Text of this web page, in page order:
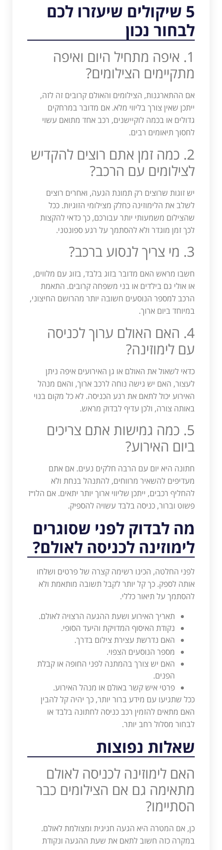
5 שיקולים שיעזרו לכם
לבחור נכון
1. איפה מתחיל היום ואיפה
מתקיימים הצילומים?
אם ההתארגנות, הצילומים והאולם קרובים זה לזה,
ייתכן שאין צורך בליווי מלא. אם מדובר במרחקים
גדולים או בכמה לוקיישנים, רכב אחד מתואם עשוי
לחסוך תיאומים רבים.
2. כמה זמן אתם רוצים להקדיש
לצילומים עם הרכב?
יש זוגות שרוצים רק תמונת הגעה, ואחרים רוצים
לשלב את הלימוזינה כחלק מצילומי הזוגיות. ככל
שהצילום משמעותי יותר עבורכם, כך כדאי להקצות
לכך זמן מוגדר ולא להסתמך על רגע ספונטני.
3. מי צריך לנסוע ברכב?
חשבו מראש האם מדובר בזוג בלבד, בזוג עם מלווים,
או אולי גם בילדים או בני משפחה קרובים. התאמת
הרכב למספר הנוסעים חשובה יותר מהרושם החיצוני,
במיוחד ביום ארוך.
4. האם האולם ערוך לכניסה
עם לימוזינה?
כדאי לשאול את האולם או גן האירועים איפה ניתן
לעצור, האם יש גישה נוחה לרכב ארוך, והאם מנהל
האירוע יכול לתאם את רגע הכניסה. לא כל מקום בנוי
באותה צורה, ולכן עדיף לבדוק מראש.
5. כמה גמישות אתם צריכים
ביום האירוע?
חתונה היא יום עם הרבה חלקים נעים. אם אתם
מעדיפים להשאיר מרווחים, להתנהל בנחת ולא
להחליף רכבים, ייתכן שליווי ארוך יותר יתאים. אם הלו״ז
פשוט וברור, כניסה בלבד עשויה להספיק.
מה לבדוק לפני שסוגרים
לימוזינה לכניסה לאולם?
לפני החלטה, הכינו רשימה קצרה של פרטים ושלחו
אותה לספק. כך קל יותר לקבל תשובה מותאמת ולא
להסתמך על תיאור כללי.
תאריך האירוע ושעת ההגעה הרצויה לאולם.
נקודת האיסוף המדויקת והיעד הסופי.
האם נדרשת עצירת צילום בדרך.
מספר הנוסעים הצפוי.
האם יש צורך בהמתנה לפני החופה או קבלת
הפנים.
פרטי איש קשר באולם או מנהל האירוע.
ככל שתגיעו עם מידע ברור יותר, כך יהיה קל להבין
האם מתאים להזמין רכב כניסה לחתונה בלבד או
לבחור מסלול רחב יותר.
שאלות נפוצות
האם לימוזינה לכניסה לאולם
מתאימה גם אם הצילומים כבר
הסתיימו?
כן, אם המטרה היא הגעה חגיגית ומצולמת לאולם.
במקרה כזה חשוב לתאם את שעת ההגעה ונקודת